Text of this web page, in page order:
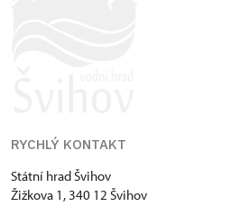
RYCHLÝ KONTAKT
Státní hrad Švihov
Žižkova 1, 340 12 Švihov